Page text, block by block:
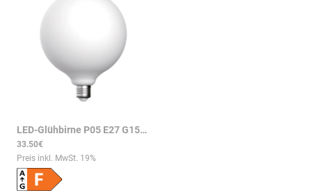
LED-Glühbirne P05 E27 G150 Porzellan-Optik 7W 640lm 2700K dimmbar CRI95
33.50€
Preis inkl. MwSt. 19%